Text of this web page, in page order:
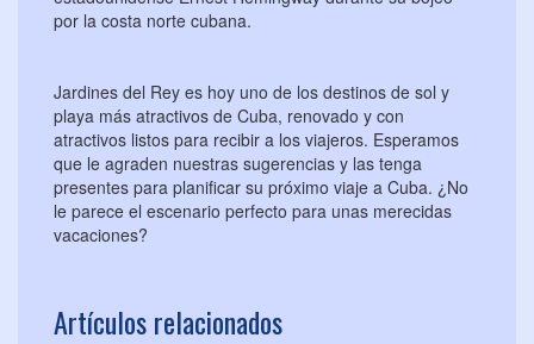
por la costa norte cubana.
Jardines del Rey es hoy uno de los destinos de sol y
playa más atractivos de Cuba, renovado y con
atractivos listos para recibir a los viajeros. Esperamos
que le agraden nuestras sugerencias y las tenga
presentes para planificar su próximo viaje a Cuba. ¿No
le parece el escenario perfecto para unas merecidas
vacaciones?
Artículos relacionados